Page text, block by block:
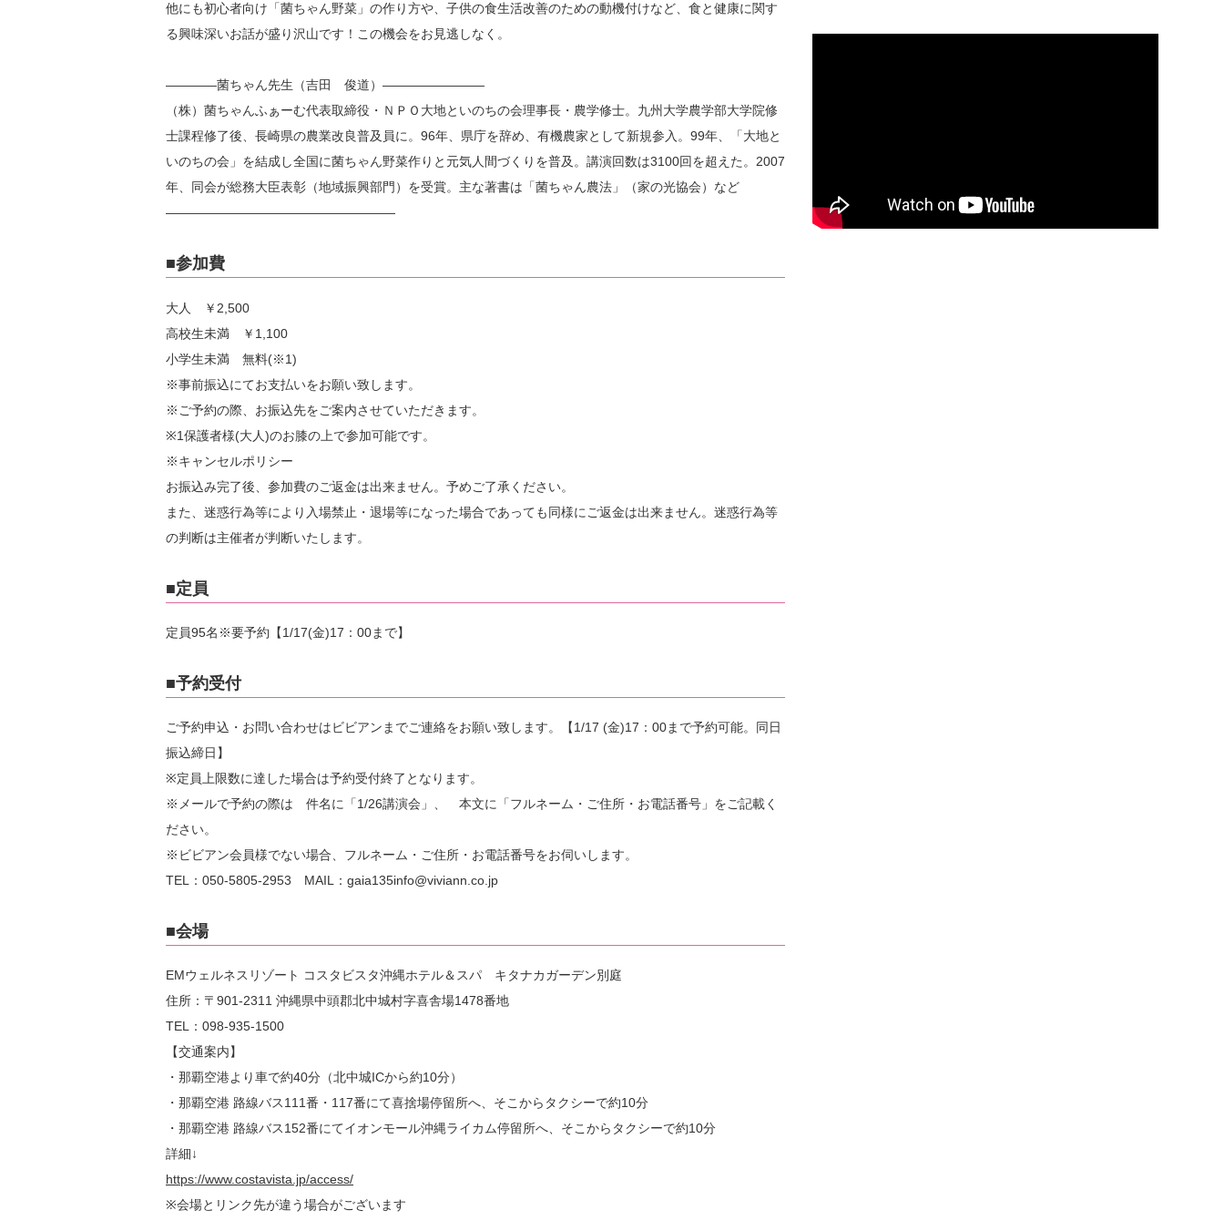
他にも初心者向け「菌ちゃん野菜」の作り方や、子供の食生活改善のための動機付けなど、食と健康に関す
る興味深いお話が盛り沢山です！この機会をお見逃しなく。
――――菌ちゃん先生（吉田 俊道）――――――――
（株）菌ちゃんふぁーむ代表取締役・ＮＰＯ大地といのちの会理事長・農学修士。九州大学農学部大学院修
士課程修了後、長崎県の農業改良普及員に。96年、県庁を辞め、有機農家として新規参入。99年、「大地と
いのちの会」を結成し全国に菌ちゃん野菜作りと元気人間づくりを普及。講演回数は3100回を超えた。2007
年、同会が総務大臣表彰（地域振興部門）を受賞。主な著書は「菌ちゃん農法」（家の光協会）など
――――――――――――――――――
■参加費
大人 ￥2,500
高校生未満 ￥1,100
小学生未満 無料(※1)
※事前振込にてお支払いをお願い致します。
※ご予約の際、お振込先をご案内させていただきます。
※1保護者様(大人)のお膝の上で参加可能です。
※キャンセルポリシー
お振込み完了後、参加費のご返金は出来ません。予めご了承ください。
また、迷惑行為等により入場禁止・退場等になった場合であっても同様にご返金は出来ません。迷惑行為等
の判断は主催者が判断いたします。
■定員
定員95名※要予約【1/17(金)17：00まで】
■予約受付
ご予約申込・お問い合わせはビビアンまでご連絡をお願い致します。【1/17 (金)17：00まで予約可能。同日
振込締日】
※定員上限数に達した場合は予約受付終了となります。
※メールで予約の際は 件名に「1/26講演会」、 本文に「フルネーム・ご住所・お電話番号」をご記載く
ださい。
※ビビアン会員様でない場合、フルネーム・ご住所・お電話番号をお伺いします。
TEL：050-5805-2953 MAIL：gaia135info@viviann.co.jp
■会場
EMウェルネスリゾート コスタビスタ沖縄ホテル＆スパ キタナカガーデン別庭
住所：〒901-2311 沖縄県中頭郡北中城村字喜舎場1478番地
TEL：098-935-1500
【交通案内】
・那覇空港より車で約40分（北中城ICから約10分）
・那覇空港 路線バス111番・117番にて喜捨場停留所へ、そこからタクシーで約10分
・那覇空港 路線バス152番にてイオンモール沖縄ライカム停留所へ、そこからタクシーで約10分
詳細↓
https://www.costavista.jp/access/
※会場とリンク先が違う場合がございます